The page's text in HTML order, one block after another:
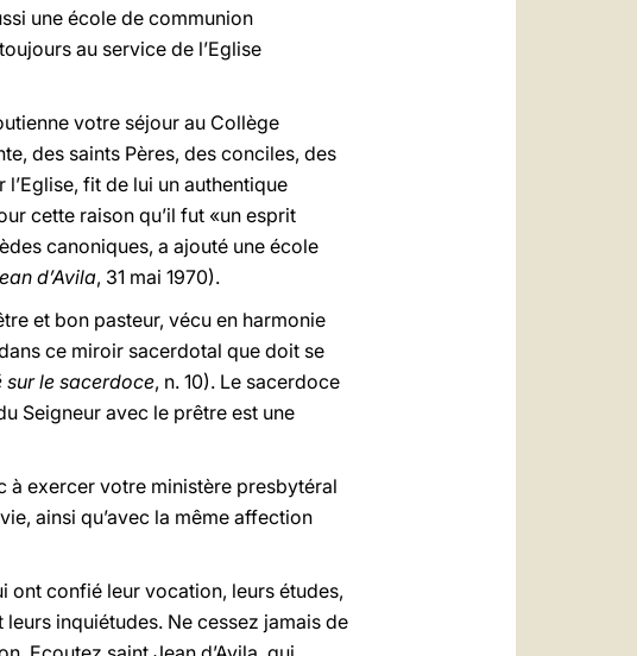
une école de communion
au service de l’Eglise
votre séjour au Collège
des saints Pères, des conciles, des
fit de lui un authentique
cette raison qu’il fut «un esprit
canoniques, a ajouté une école
d’Avila, 31 mai 1970).
et bon pasteur, vécu en harmonie
ce miroir sacerdotal que doit se
sur le sacerdoce, n. 10). Le sacerdoce
Seigneur avec le prêtre est une
à exercer votre ministère presbytéral
ainsi qu’avec la même affection
ont confié leur vocation, leurs études,
inquiétudes. Ne cessez jamais de